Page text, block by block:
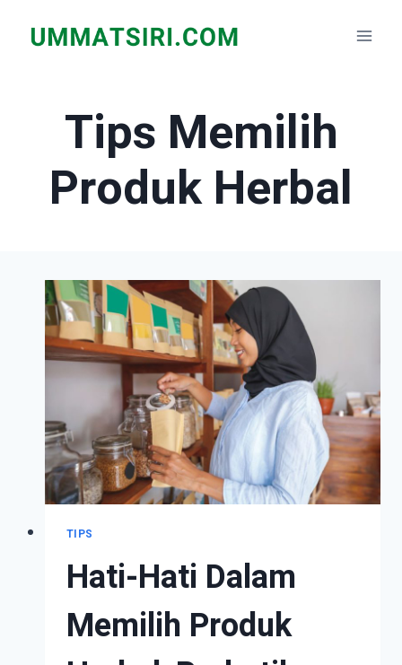
Tips Memilih
Produk Herbal
TIPS
Hati-Hati Dalam
Memilih Produk